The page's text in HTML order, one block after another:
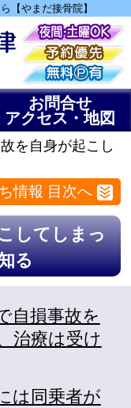
【やまだ接骨院】
お問合せ
アクセス・地図
を自身が起こし
情報 目次へ
してしまっ
る
自損事故を
治療は受け
は同乗者が